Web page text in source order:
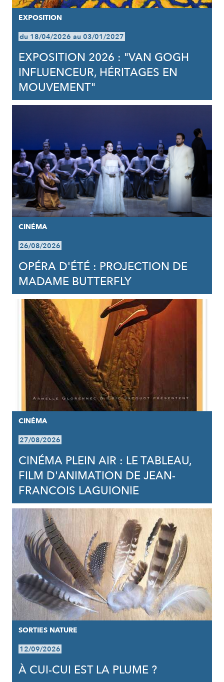
EXPOSITION
du 18/04/2026 au 03/01/2027
EXPOSITION 2026 : "VAN GOGH
INFLUENCEUR, HÉRITAGES EN
MOUVEMENT"
CINÉMA
26/08/2026
OPÉRA D'ÉTÉ : PROJECTION DE
MADAME BUTTERFLY
CINÉMA
27/08/2026
CINÉMA PLEIN AIR : LE TABLEAU,
FILM D'ANIMATION DE JEAN-
FRANCOIS LAGUIONIE
SORTIES NATURE
12/09/2026
À CUI-CUI EST LA PLUME ?